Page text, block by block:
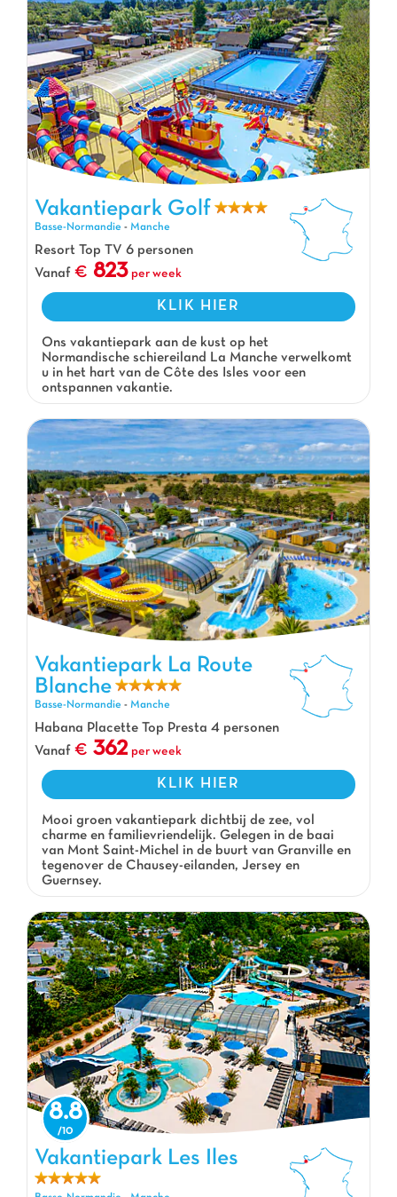
Vakantiepark Golf, Vakantiepark Basse-Normandie
Vakantiepark Golf
Basse-Normandie - Manche
Resort Top TV 6 personen
Vanaf
823 per week
KLIK HIER
Ons vakantiepark aan de kust op het
Normandische schiereiland La Manche verwelkomt
u in het hart van de Côte des Isles voor een
ontspannen vakantie.
Vakantiepark La Route Blanche, Vakantiepark Basse-Normandie
Vakantiepark La Route
Blanche
Basse-Normandie - Manche
Habana Placette Top Presta 4 personen
Vanaf
362 per week
KLIK HIER
Mooi groen vakantiepark dichtbij de zee, vol
charme en familievriendelijk. Gelegen in de baai
van Mont Saint-Michel in de buurt van Granville en
tegenover de Chausey-eilanden, Jersey en
Guernsey.
Vakantiepark Les Iles, Vakantiepark Basse-Normandie
8.8
Vakantiepark Les Iles